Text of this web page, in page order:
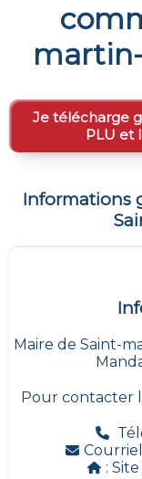
Je télécharge
PLU et
Informations
Maire de Saint-
Pour contacter
: